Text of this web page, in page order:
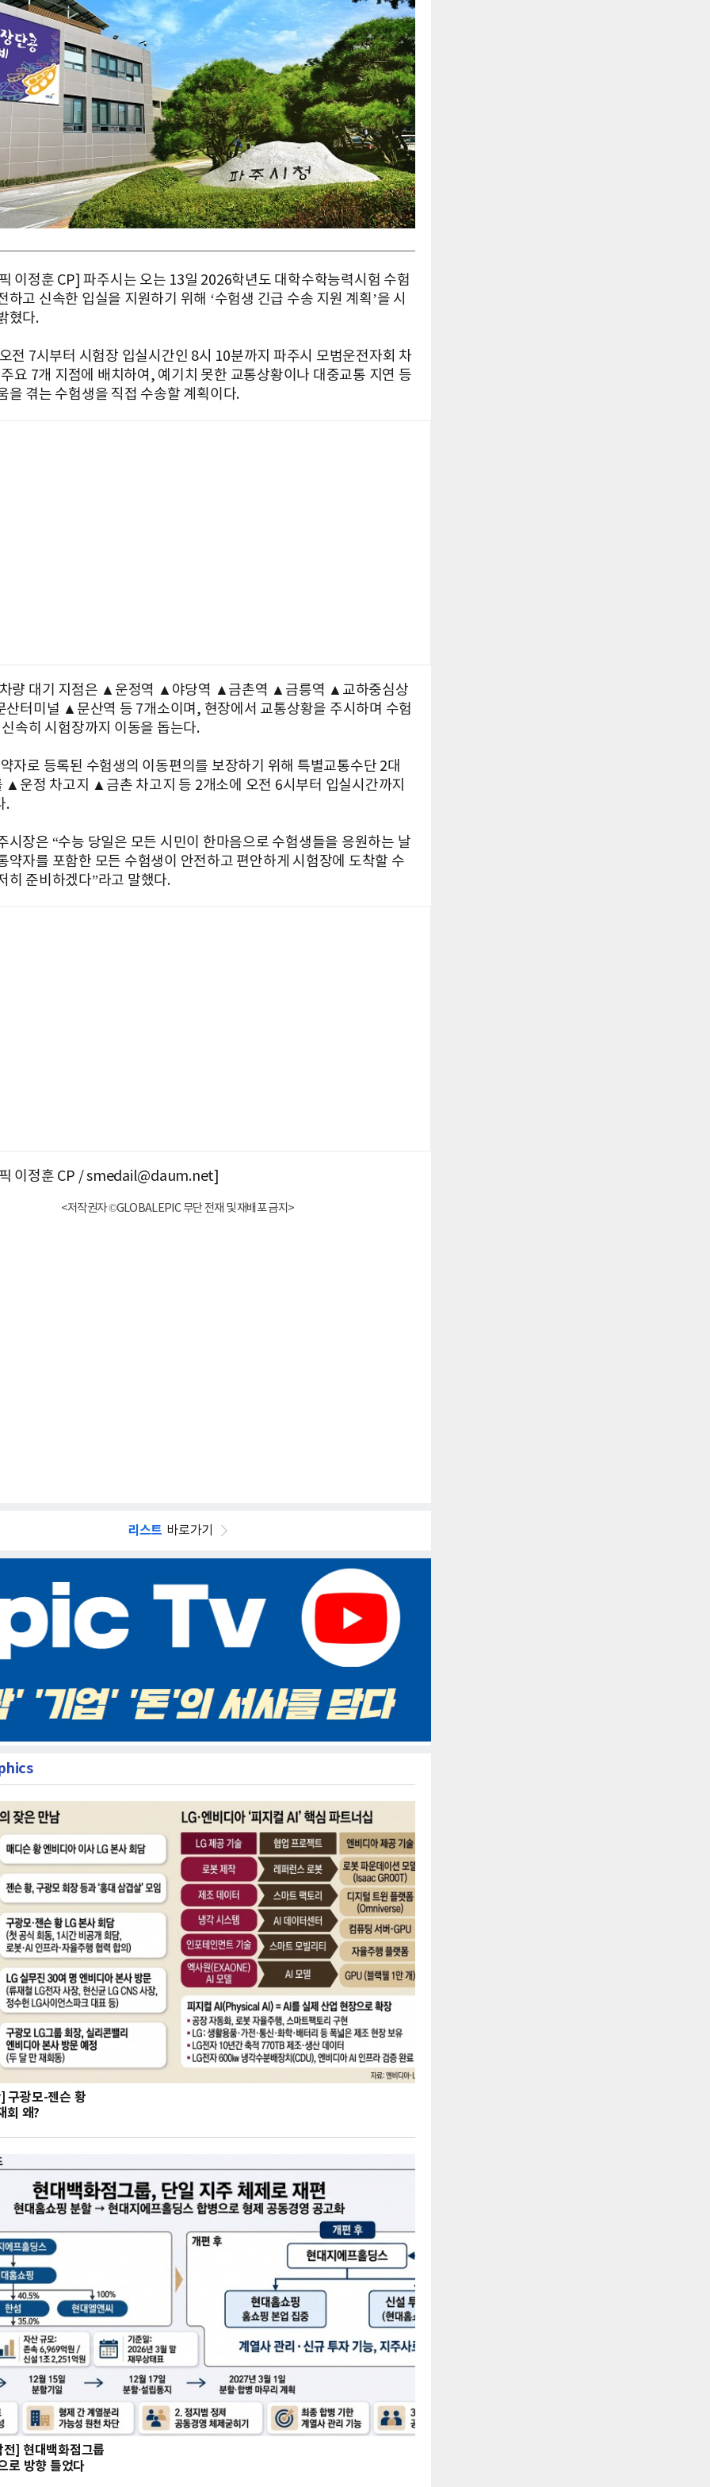
이정훈 CP] 파주시는 오는 13일 2026학년도 대학수학능력시험 수험
하고 신속한 입실을 지원하기 위해 ‘수험생 긴급 수송 지원 계획’을 시
혔다.
전 7시부터 시험장 입실시간인 8시 10분까지 파주시 모범운전자회 차
요 7개 지점에 배치하여, 예기치 못한 교통상황이나 대중교통 지연 등
을 겪는 수험생을 직접 수송할 계획이다.
차량 대기 지점은 ▲운정역 ▲야당역 ▲금촌역 ▲금릉역 ▲교하중심상
터미널 ▲문산역 등 7개소이며, 현장에서 교통상황을 주시하며 수험
속히 시험장까지 이동을 돕는다.
자로 등록된 수험생의 이동편의를 보장하기 위해 특별교통수단 2대
▲운정 차고지 ▲금촌 차고지 등 2개소에 오전 6시부터 입실시간까지
.
시장은 “수능 당일은 모든 시민이 한마음으로 수험생들을 응원하는 날
약자를 포함한 모든 수험생이 안전하고 편안하게 시험장에 도착할 수
히 준비하겠다”라고 말했다.
이정훈 CP / smedail@daum.net]
<저작권자 ©GLOBALEPIC 무단 전재 및 재배포 금지>
리스트 바로가기
구광모-젠슨 황
회 왜?
전] 현대백화점그룹
로 방향 틀었다